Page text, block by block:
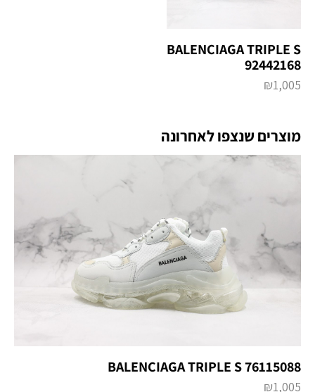
BALENCIAGA TRIPLE S
92442168
₪1,005
מוצרים שנצפו לאחרונה
BALENCIAGA TRIPLE S 76115088
₪1,005